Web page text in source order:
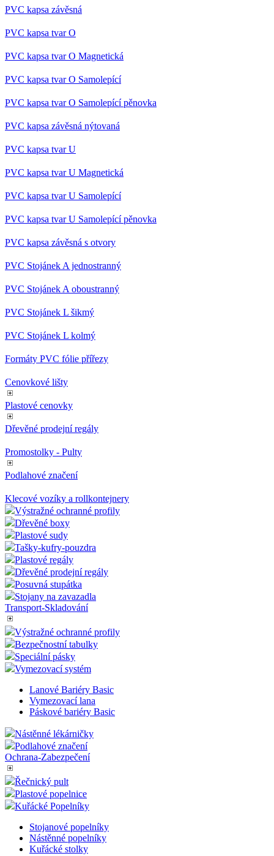
PVC kapsa závěsná
PVC kapsa tvar O
PVC kapsa tvar O Magnetická
PVC kapsa tvar O Samolepící
PVC kapsa tvar O Samolepící pěnovka
PVC kapsa závěsná nýtovaná
PVC kapsa tvar U
PVC kapsa tvar U Magnetická
PVC kapsa tvar U Samolepící
PVC kapsa tvar U Samolepící pěnovka
PVC kapsa závěsná s otvory
PVC Stojánek A jednostranný
PVC Stojánek A oboustranný
PVC Stojánek L šikmý
PVC Stojánek L kolmý
Formáty PVC fólie přířezy
Cenovkové lišty
Plastové cenovky
Dřevěné prodejní regály
Promostolky - Pulty
Podlahové značení
Výstražné ochranné profily
Dřevěné boxy
Tašky-kufry-pouzdra
Plastové regály
Dřevěné prodejní regály
Posuvná stupátka
Transport-Skladování
Výstražné ochranné profily
Bezpečnostní tabulky
Speciální pásky
Vymezovací systém
Vymezovací lana
Páskové bariéry Basic
Podlahové značení
Ochrana-Zabezpečení